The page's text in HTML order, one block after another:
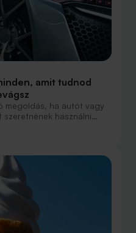
amit tudnod
megoldás, ha autót vagy
használni
ki kellene fizetniük.
találkozol.